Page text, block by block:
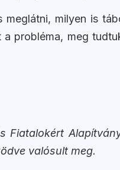
milyen is
probléma, meg
Fiatalokért
valósult meg.